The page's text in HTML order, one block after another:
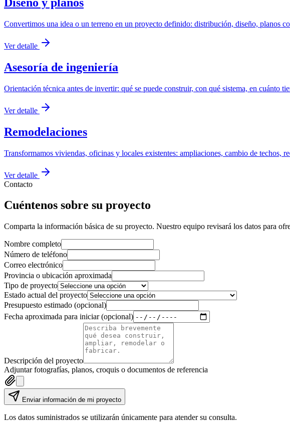
Convertimos una idea o un terreno en un proyecto definido: distribución, diseño, planos
Ver detalle
Asesoría de ingeniería
Orientación técnica antes de invertir: qué se puede construir, con qué sistema, en cuánto
Ver detalle
Remodelaciones
Transformamos viviendas, oficinas y locales existentes: ampliaciones, cambio de techos,
Ver detalle
Contacto
Cuéntenos sobre su proyecto
Comparta la información básica de su proyecto. Nuestro equipo revisará los datos para
Nombre completo
Número de teléfono
Correo electrónico
Provincia o ubicación aproximada
Tipo de proyecto
Estado actual del proyecto
Presupuesto estimado (opcional)
Fecha aproximada para iniciar (opcional)
Descripción del proyecto
Adjuntar fotografías, planos, croquis o documentos de referencia
Enviar información de mi proyecto
Los datos suministrados se utilizarán únicamente para atender su consulta.